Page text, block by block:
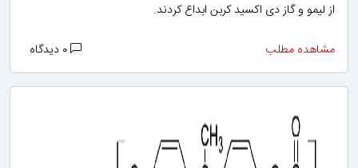
از لیمو و گاز دی اکسید کربن ابداع کردند.
مشاهده مطلب